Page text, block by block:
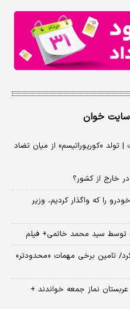
سایت خوان
| تولد «کورپوراتیسم» از میان تضاد
خارج از کشور؟
را که واگذار کردیم، وزیر
توسط سید محمد خاتمی+ فیلم
تامین برخی مهمات «محدودتر»
نماز جمعه خواندند +